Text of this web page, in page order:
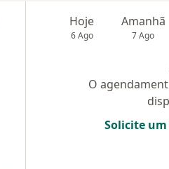
Hoje
6 Ago
Amanhã
7 Ago
O
Solicite